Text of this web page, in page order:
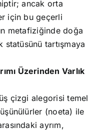
ancak orta
için bu geçerli
metafiziğinde doğa
tartışmaya
Üzerinden Varlık
çizgi alegorisi temel
(noeta) ile
ayrım,